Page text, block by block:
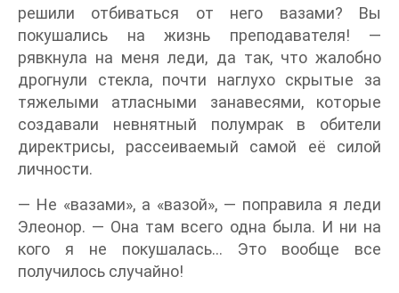
решили отбиваться от него вазами? Вы
покушались на жизнь преподавателя! —
рявкнула на меня леди, да так, что жалобно
дрогнули стекла, почти наглухо скрытые за
тяжелыми атласными занавесями, которые
создавали невнятный полумрак в обители
директрисы, рассеиваемый самой её силой
личности.
— Не «вазами», а «вазой», — поправила я леди
Элеонор. — Она там всего одна была. И ни на
кого я не покушалась… Это вообще все
получилось случайно!